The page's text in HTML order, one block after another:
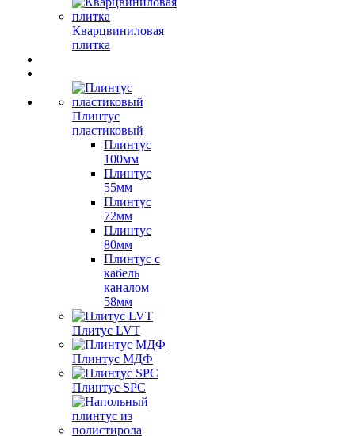
Кварцвиниловая
плитка
Плинтус
пластиковый
Плинтус
100мм
Плинтус
55мм
Плинтус
72мм
Плинтус
80мм
Плинтус с
кабель
каналом
58мм
Плитус LVT
Плинтус МДФ
Плинтус SPC